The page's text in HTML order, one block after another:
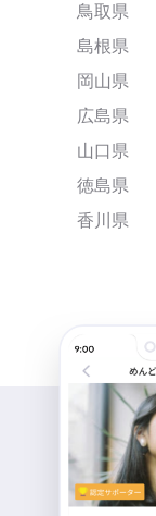
鳥取県
島根県
岡山県
広島県
山口県
徳島県
香川県